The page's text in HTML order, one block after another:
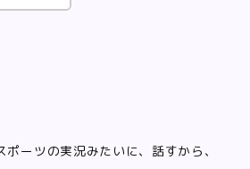
ーツの実況みたいに、話すから、